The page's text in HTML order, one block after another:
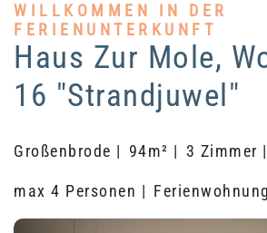
WILLKOMMEN IN DER
FERIENUNTERKUNFT
Haus Zur Mole,
16 "Strandjuwel"
Großenbrode | 94m² | 3 Zimmer |
max 4 Personen | Ferienwohnung